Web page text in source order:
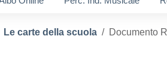
Le carte della scuola Documento